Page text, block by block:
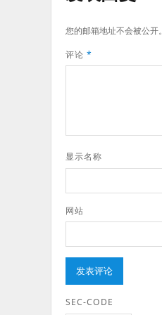
您的邮箱地址不会被公开。
评论 *
显示名称
网站
SEC-CODE